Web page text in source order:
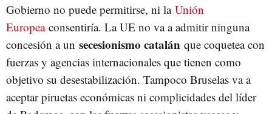
Gobierno no puede permitirse, ni la Unión
Europeaconsentiría. La UE no va a admitir ninguna
concesión a un secesionismo catalán que coquetea con
fuerzas y agencias internacionales que tienen como
objetivo su desestabilización. Tampoco Bruselas va a
aceptar piruetas económicas ni complicidades del líder